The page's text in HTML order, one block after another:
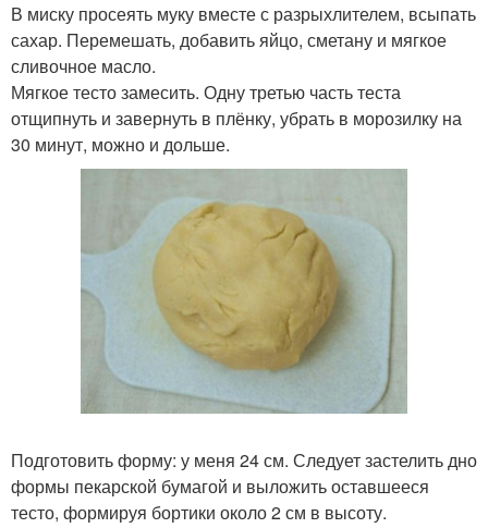
В миску просеять муку вместе с разрыхлителем, всыпать
сахар. Перемешать, добавить яйцо, сметану и мягкое
сливочное масло.
Мягкое тесто замесить. Одну третью часть теста
отщипнуть и завернуть в плёнку, убрать в морозилку на
30 минут, можно и дольше.
Подготовить форму: у меня 24 см. Следует застелить дно
формы пекарской бумагой и выложить оставшееся
тесто, формируя бортики около 2 см в высоту.